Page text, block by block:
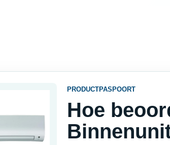
PRODUCTPASPOORT
Hoe